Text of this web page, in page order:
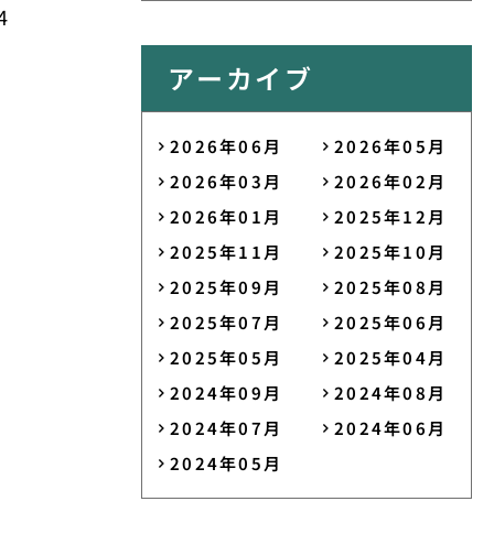
アーカイブ
2026年06月
2026年05月
2026年03月
2026年02月
2026年01月
2025年12月
2025年11月
2025年10月
2025年09月
2025年08月
2025年07月
2025年06月
2025年05月
2025年04月
2024年09月
2024年08月
2024年07月
2024年06月
2024年05月